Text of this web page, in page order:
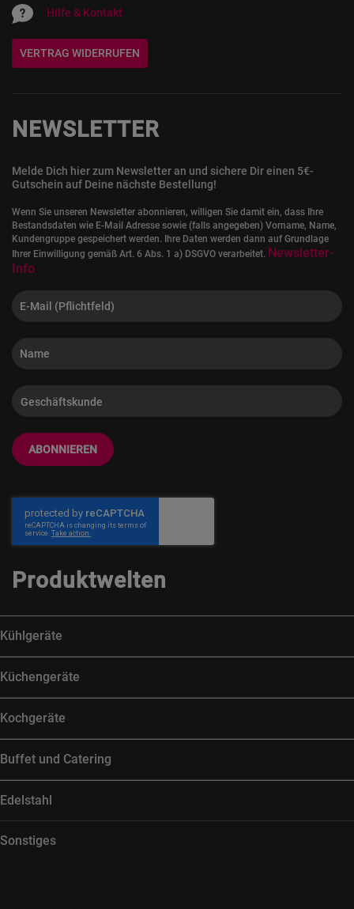
Hilfe & Kontakt
VERTRAG WIDERRUFEN
NEWSLETTER
Melde Dich hier zum Newsletter an und sichere Dir einen 5€-
Gutschein auf Deine nächste Bestellung!
Wenn Sie unseren Newsletter abonnieren, willigen Sie damit ein, dass Ihre
Bestandsdaten wie E-Mail Adresse sowie (falls angegeben) Vorname, Name,
Kundengruppe gespeichert werden. Ihre Daten werden dann auf Grundlage
Ihrer Einwilligung gemäß Art. 6 Abs. 1 a) DSGVO verarbeitet. Newsletter-
Info
ABONNIEREN
Produktwelten
Kühlgeräte
Küchengeräte
Kochgeräte
Buffet und Catering
Edelstahl
Sonstiges